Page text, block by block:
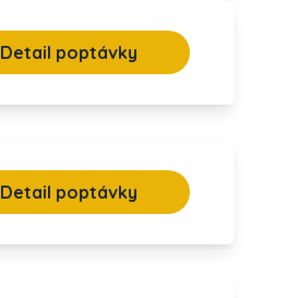
Detail poptávky
Detail poptávky